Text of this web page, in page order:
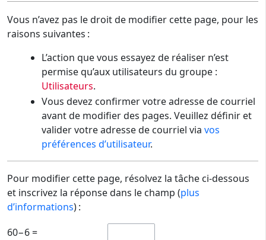
Vous n’avez pas le droit de modifier cette page, pour les
raisons suivantes :
L’action que vous essayez de réaliser n’est
permise qu’aux utilisateurs du groupe :
Utilisateurs.
Vous devez confirmer votre adresse de courriel
avant de modifier des pages. Veuillez définir et
valider votre adresse de courriel via vos
préférences d’utilisateur.
Pour modifier cette page, résolvez la tâche ci-dessous
et inscrivez la réponse dans le champ (plus
d’informations) :
60−6 =